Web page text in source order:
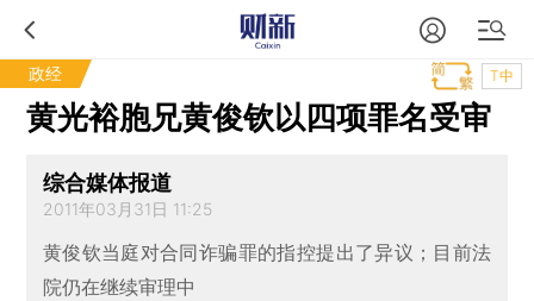
政经 T中
黄光裕胞兄黄俊钦以四项罪名受审
综合媒体报道
2011年03月31日 11:25
黄俊钦当庭对合同诈骗罪的指控提出了异议；目前法
院仍在继续审理中